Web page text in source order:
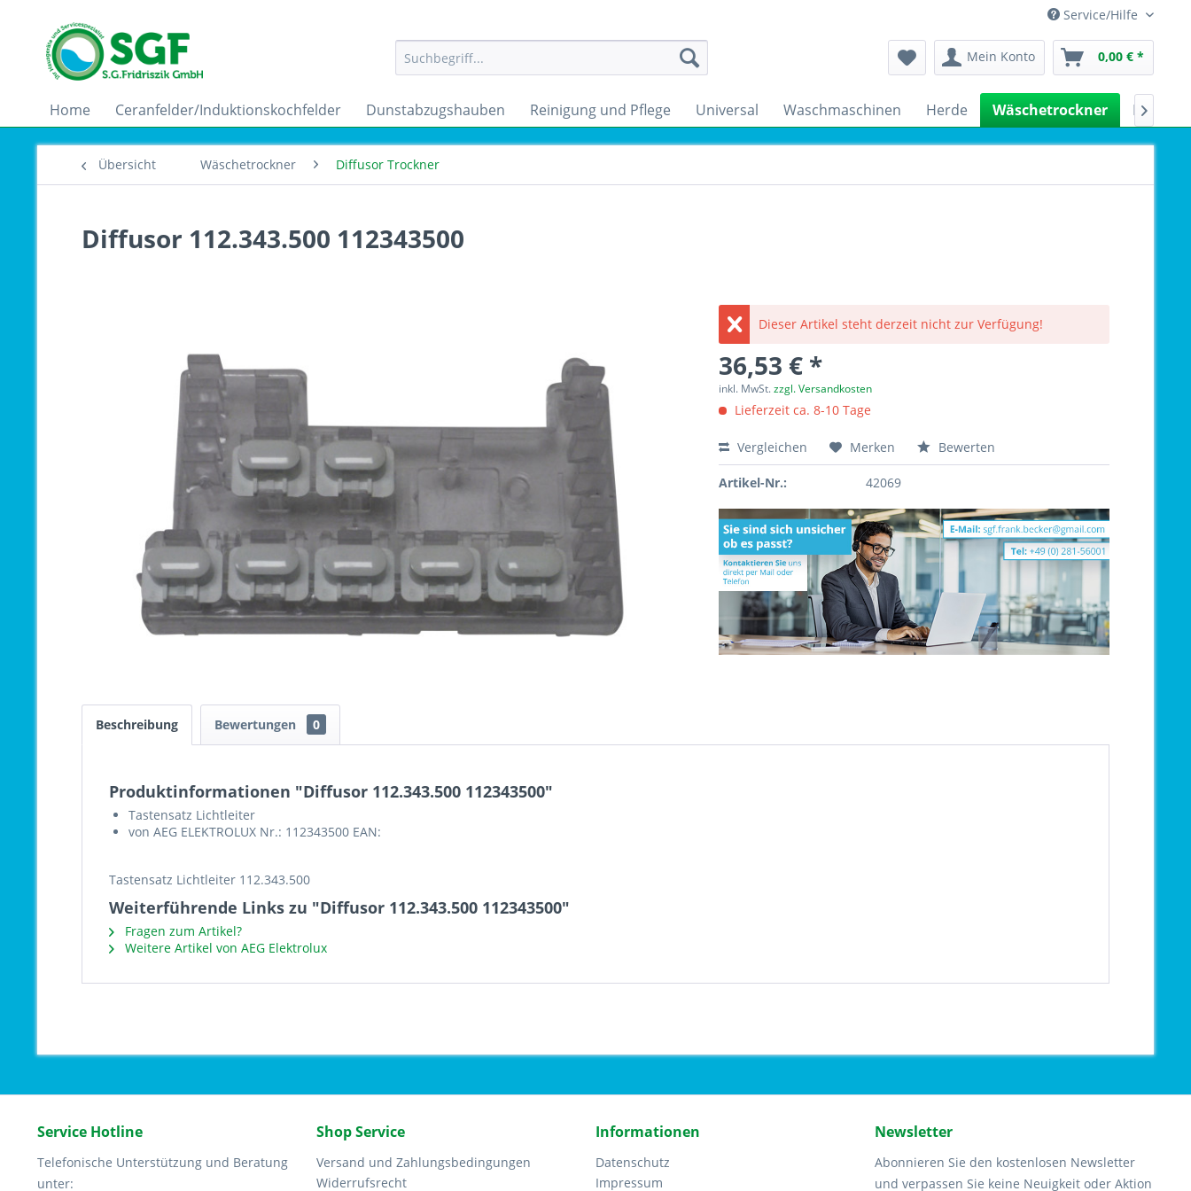
Service/Hilfe
Mein Konto 0,00 € *
Home Ceranfelder/Induktionskochfelder Dunstabzugshauben Reinigung und Pflege Universal Waschmaschinen Herde Wäschetrockner 
Übersicht Wäschetrockner Diffusor Trockner
Diffusor 112.343.500 112343500
Dieser Artikel steht derzeit nicht zur Verfügung!
36,53 € *
inkl. MwSt.zzgl. Versandkosten
Lieferzeit ca. 8-10 Tage
Vergleichen Merken Bewerten
Artikel-Nr.: 42069
Beschreibung Bewertungen 0
Produktinformationen "Diffusor 112.343.500 112343500"
Tastensatz Lichtleiter
von AEG ELEKTROLUX Nr.: 112343500 EAN:
Tastensatz Lichtleiter 112.343.500
Weiterführende Links zu "Diffusor 112.343.500 112343500"
Fragen zum Artikel?
Weitere Artikel von AEG Elektrolux
Service Hotline
Telefonische Unterstützung und Beratung
unter:
Shop Service
Versand und Zahlungsbedingungen
Widerrufsrecht
Informationen
Datenschutz
Impressum
Newsletter
Abonnieren Sie den kostenlosen Newsletter
und verpassen Sie keine Neuigkeit oder Aktion